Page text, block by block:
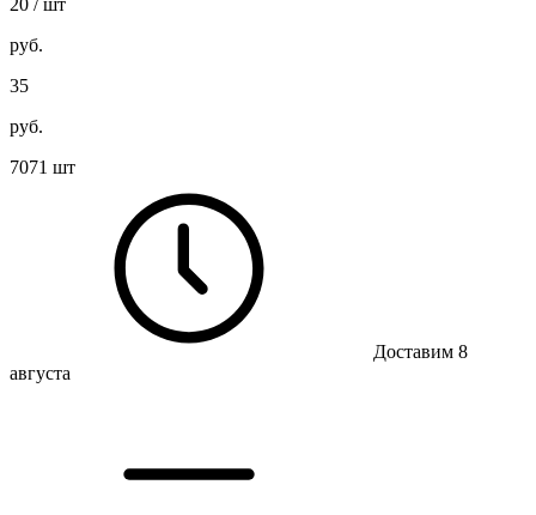
20 / шт
руб.
35
руб.
7071 шт
Доставим 8
августа